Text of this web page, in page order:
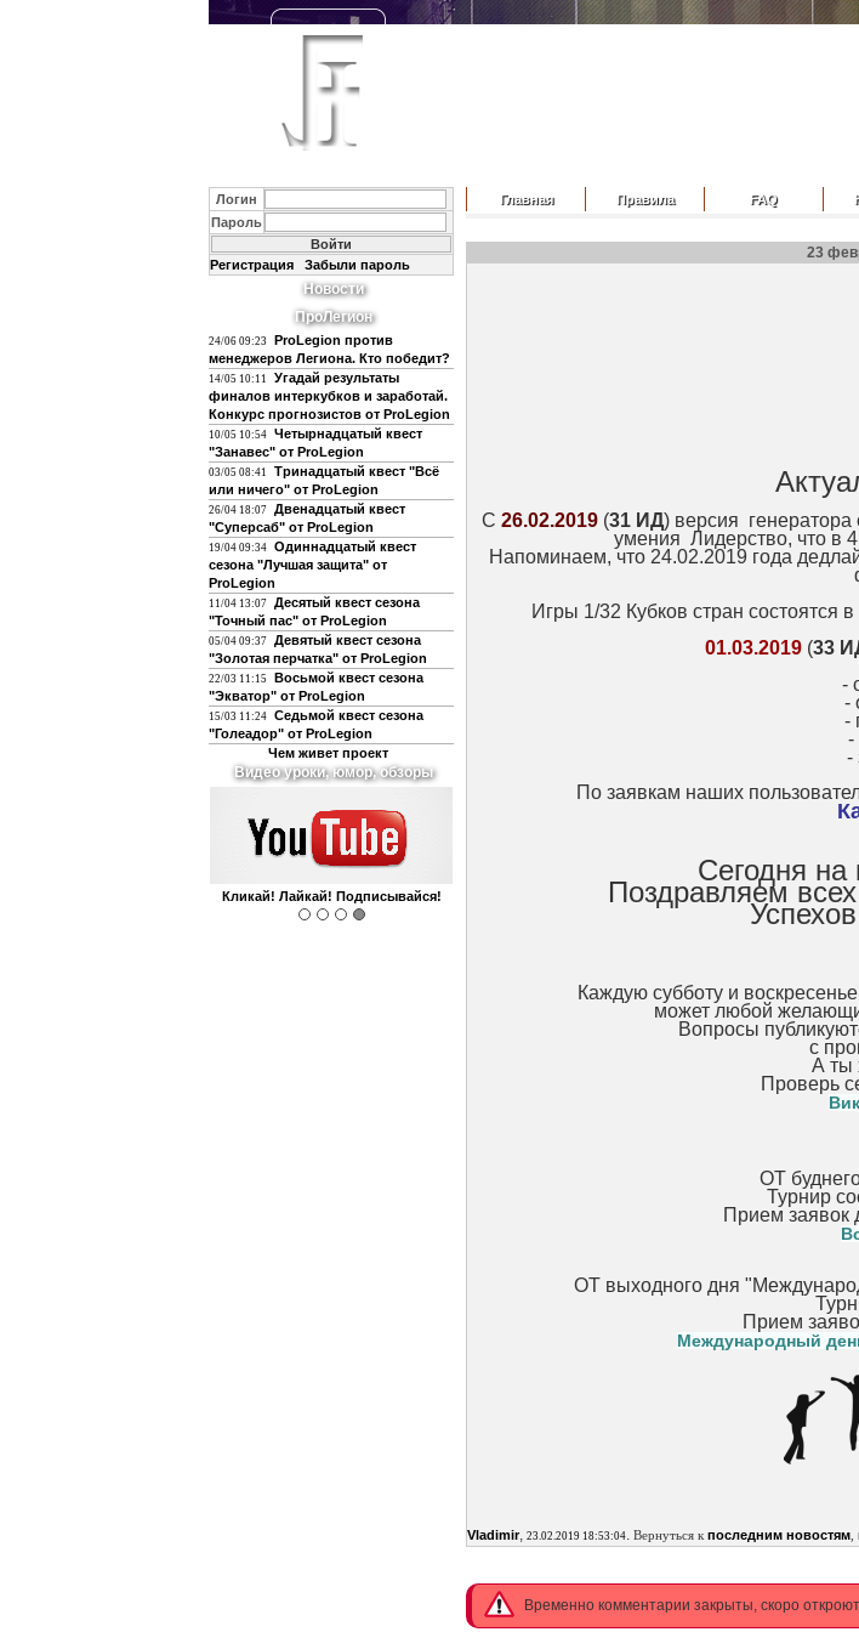
Логин
Пароль
Регистрация Забыли пароль
Новости
ПроЛегион
24/06 09:23
ProLegion против
менеджеров Легиона. Кто победит?
14/05 10:11
Угадай результаты
финалов интеркубков и заработай.
Конкурс прогнозистов от ProLegion
10/05 10:54 Четырнадцатый квест
"Занавес" от ProLegion
03/05 08:41
Тринадцатый квест "Всё
или ничего" от ProLegion
26/04 18:07 Двенадцатый квест
"Суперсаб" от ProLegion
19/04 09:34 Одиннадцатый квест
сезона "Лучшая защита" от
ProLegion
11/04 13:07 Десятый квест сезона
"Точный пас" от ProLegion
05/04 09:37 Девятый квест сезона
"Золотая перчатка" от ProLegion
22/03 11:15
Восьмой квест сезона
"Экватор" от ProLegion
15/03 11:24 Седьмой квест сезона
"Голеадор" от ProLegion
Чем живет проект
О футболе и не только
Интегрирован с чатом форума!
Главная Правила FAQ
23
С 26.02.2019 (31 ИД) версия
умения Лидерство, что в
Напоминаем, что 24.02.2019 года
Игры 1/32 Кубков стран состоятся в
01.03.2019(33
-
-
-
-
-
По заявкам наших
Сегодня на
Поздравляем
Каждую субботу и
может любой
Вопросы
с
А ты
Проверь
ОТ
Турнир
Прием заявок
ОТ выходного дня
Прием
Международный
Vladimir, 23.02.2019 18:53:04. Вернуться к последним новостям
Временно комментарии закрыты, скоро